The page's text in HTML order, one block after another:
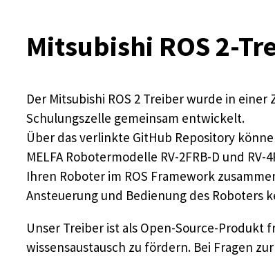
Mitsubishi ROS 2-
Der Mitsubishi ROS 2 Treiber wurde in
Schulungszelle gemeinsam entwickelt.
Über das verlinkte GitHub Repository
MELFA Robotermodelle RV-2FRB-D und
Ihren Roboter im ROS Framework
Ansteuerung und Bedienung des Roboters
Unser Treiber ist als Open-Source-
wissensaustausch zu fördern. Bei Fragen